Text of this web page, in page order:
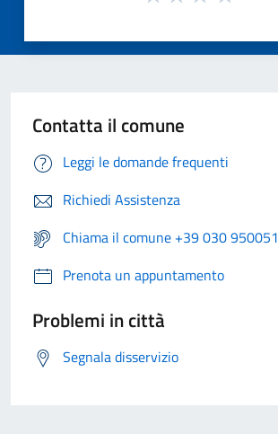
Contatta il comune
Leggi le domande frequenti
Richiedi Assistenza
Chiama il comune +39 030 950051
Prenota un appuntamento
Problemi in città
Segnala disservizio